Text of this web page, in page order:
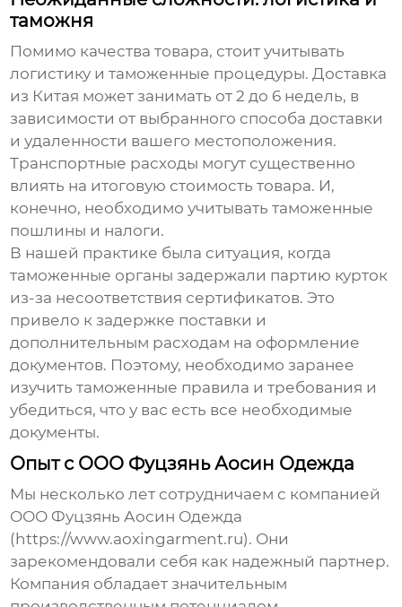
таможня
Помимо качества товара, стоит учитывать
логистику и таможенные процедуры. Доставка
из Китая может занимать от 2 до 6 недель, в
зависимости от выбранного способа доставки
и удаленности вашего местоположения.
Транспортные расходы могут существенно
влиять на итоговую стоимость товара. И,
конечно, необходимо учитывать таможенные
пошлины и налоги.
В нашей практике была ситуация, когда
таможенные органы задержали партию курток
из-за несоответствия сертификатов. Это
привело к задержке поставки и
дополнительным расходам на оформление
документов. Поэтому, необходимо заранее
изучить таможенные правила и требования и
убедиться, что у вас есть все необходимые
документы.
Опыт с ООО Фуцзянь Аосин Одежда
Мы несколько лет сотрудничаем с компанией
ООО Фуцзянь Аосин Одежда
(https://www.aoxingarment.ru). Они
зарекомендовали себя как надежный партнер.
Компания обладает значительным